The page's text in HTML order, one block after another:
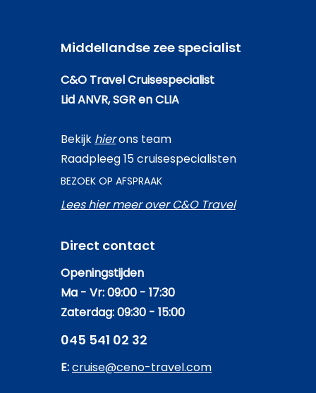
Middellandse zee specialist
C&O Travel Cruisespecialist
Lid ANVR, SGR en CLIA
Bekijk hierons team
Raadpleeg 15 cruisespecialisten
BEZOEK OP AFSPRAAK
Lees hier meer over C&O Travel
Direct contact
Openingstijden
Ma - Vr: 09:00 - 17:30
Zaterdag: 09:30 - 15:00
045 541 02 32
E:cruise@ceno-travel.com